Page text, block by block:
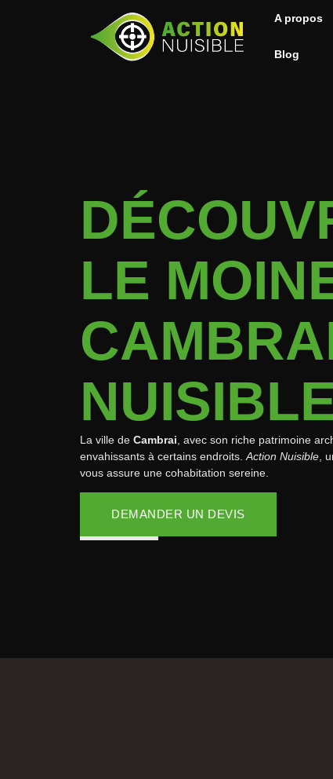
A propos
Blog
LE
La ville de Cambrai , avec son riche patrimoine
envahissants à certains endroits. Action Nuisible ,
vous assure une cohabitation sereine.
DEMANDER UN DEVIS